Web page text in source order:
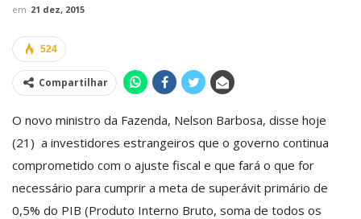
em 21 dez, 2015
524
Compartilhar
O novo ministro da Fazenda, Nelson Barbosa, disse hoje
(21) a investidores estrangeiros que o governo continua
comprometido com o ajuste fiscal e que fará o que for
necessário para cumprir a meta de superávit primário de
0,5% do PIB (Produto Interno Bruto, soma de todos os